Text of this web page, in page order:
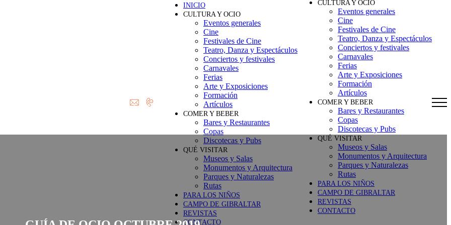
INICIO
CULTURA Y OCIO
Eventos generales
Cine
Festivales de Cine
Teatro, Danza y Espectáculos
Conciertos y festivales
Carnavales
Ferias
Arte y Exposiciones
Formación
Artículos
COMER Y BEBER
Bares y Restaurantes
Copas
Discotecas y Pubs
QUÉ VISITAR
Museos y Salas
Monumentos y Arquitectura
Parques y Naturalezas
Rutas
PARA LOS NIÑOS
CAMPO DE GIBRALTAR
REVISTAS
CONTACTO
CULTURA Y OCIO
Eventos generales
Cine
Festivales de Cine
Teatro, Danza y Espectáculos
Conciertos y festivales
Carnavales
Ferias
Arte y Exposiciones
Formación
Artículos
COMER Y BEBER
Bares y Restaurantes
Copas
Discotecas y Pubs
QUÉ VISITAR
Museos y Salas
Monumentos y Arquitectura
Parques y Naturalezas
Rutas
PARA LOS NIÑOS
CAMPO DE GIBRALTAR
REVISTAS
CONTACTO